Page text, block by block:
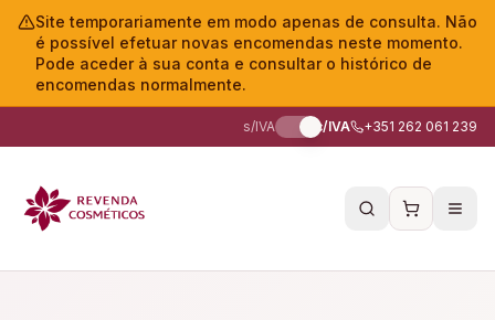
Site temporariamente em modo apenas de consulta. Não
é possível efetuar novas encomendas neste momento.
Pode aceder à sua conta e consultar o histórico de
encomendas normalmente.
s/IVA c/IVA +351 262 061 239